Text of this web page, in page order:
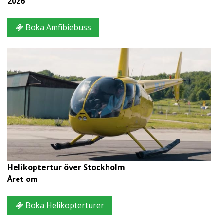
Boka Amfibiebuss
Helikoptertur över Stockholm
Året om
Boka Helikopterturer